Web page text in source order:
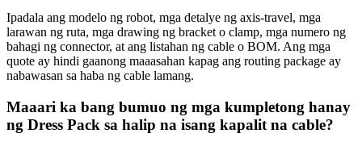
Ipadala ang modelo ng robot, mga detalye ng axis-travel, mga
larawan ng ruta, mga drawing ng bracket o clamp, mga numero ng
bahagi ng connector, at ang listahan ng cable o BOM. Ang mga
quote ay hindi gaanong maaasahan kapag ang routing package ay
nabawasan sa haba ng cable lamang.
Maaari ka bang bumuo ng mga kumpletong hanay
ng Dress Pack sa halip na isang kapalit na cable?